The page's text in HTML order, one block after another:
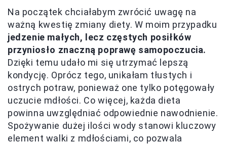
Na początek chciałabym zwrócić uwagę na
ważną kwestię zmiany diety. W moim przypadku
jedzenie małych, lecz częstych posiłków
przyniosło znaczną poprawę samopoczucia.
Dzięki temu udało mi się utrzymać lepszą
kondycję. Oprócz tego, unikałam tłustych i
ostrych potraw, ponieważ one tylko potęgowały
uczucie mdłości. Co więcej, każda dieta
powinna uwzględniać odpowiednie nawodnienie.
Spożywanie dużej ilości wody stanowi kluczowy
element walki z mdłościami, co pozwala